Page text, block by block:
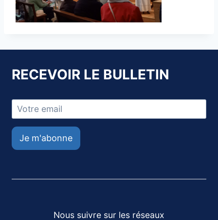
RECEVOIR LE BULLETIN
Je m'abonne
Nous suivre sur les réseaux